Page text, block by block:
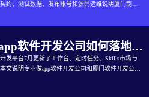
约、测试数据、发布账号和源码运维说明厦门制作
专业做app软件开发公司如何落地企业智能体工作台
发平台7月更新了工作台、定时任务、Skills市场与
文说明专业做app软件开发公司和厦门软件开发公司